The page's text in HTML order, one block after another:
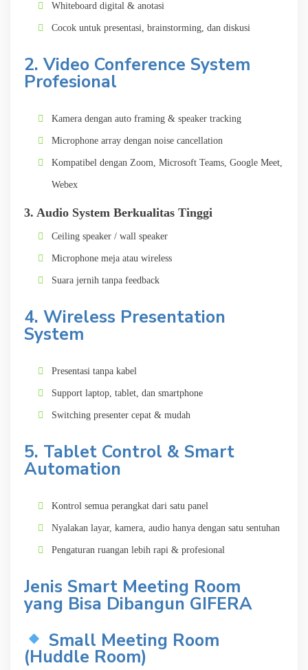
Whiteboard digital & anotasi
Cocok untuk presentasi, brainstorming, dan diskusi
2. Video Conference System
Profesional
Kamera dengan auto framing & speaker tracking
Microphone array dengan noise cancellation
Kompatibel dengan Zoom, Microsoft Teams, Google Meet,
Webex
3. Audio System Berkualitas Tinggi
Ceiling speaker / wall speaker
Microphone meja atau wireless
Suara jernih tanpa feedback
4. Wireless Presentation
System
Presentasi tanpa kabel
Support laptop, tablet, dan smartphone
Switching presenter cepat & mudah
5. Tablet Control & Smart
Automation
Kontrol semua perangkat dari satu panel
Nyalakan layar, kamera, audio hanya dengan satu sentuhan
Pengaturan ruangan lebih rapi & profesional
Jenis Smart Meeting Room
yang Bisa Dibangun GIFERA
Small Meeting Room
(Huddle Room)